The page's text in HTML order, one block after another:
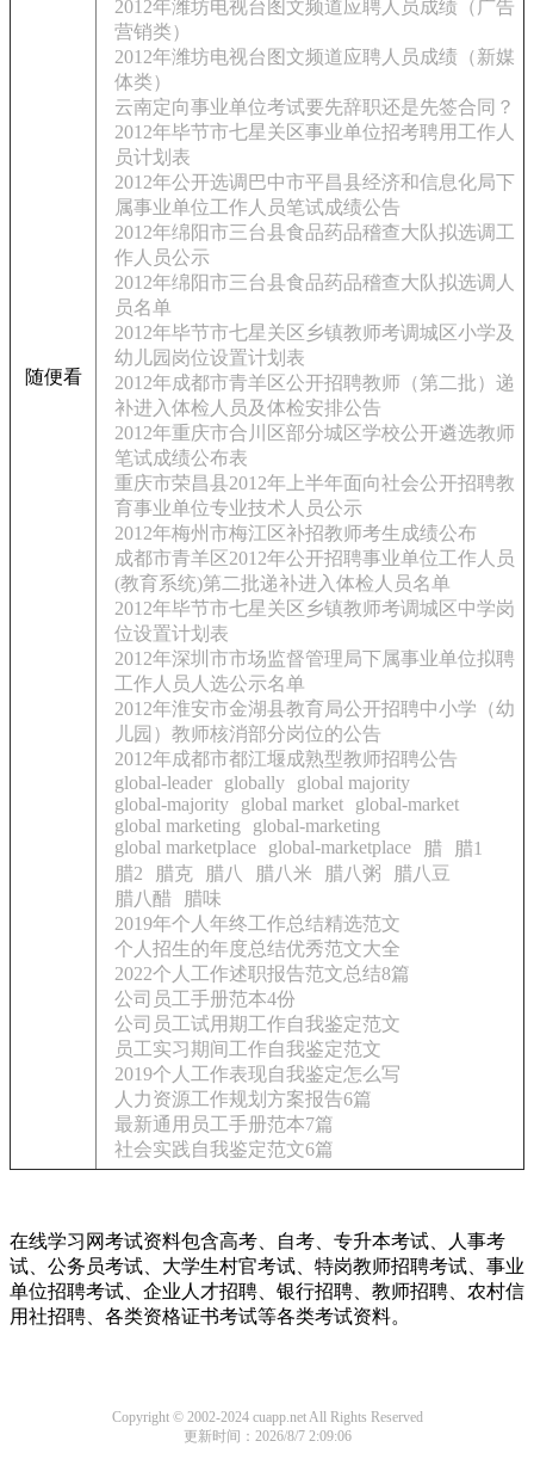
随便看
2012年潍坊电视台图文频道应聘人员成绩（广告
营销类）
2012年潍坊电视台图文频道应聘人员成绩（新媒
体类）
云南定向事业单位考试要先辞职还是先签合同？
2012年毕节市七星关区事业单位招考聘用工作人
员计划表
2012年公开选调巴中市平昌县经济和信息化局下
属事业单位工作人员笔试成绩公告
2012年绵阳市三台县食品药品稽查大队拟选调工
作人员公示
2012年绵阳市三台县食品药品稽查大队拟选调人
员名单
2012年毕节市七星关区乡镇教师考调城区小学及
幼儿园岗位设置计划表
2012年成都市青羊区公开招聘教师（第二批）递
补进入体检人员及体检安排公告
2012年重庆市合川区部分城区学校公开遴选教师
笔试成绩公布表
重庆市荣昌县2012年上半年面向社会公开招聘教
育事业单位专业技术人员公示
2012年梅州市梅江区补招教师考生成绩公布
成都市青羊区2012年公开招聘事业单位工作人员
(教育系统)第二批递补进入体检人员名单
2012年毕节市七星关区乡镇教师考调城区中学岗
位设置计划表
2012年深圳市市场监督管理局下属事业单位拟聘
工作人员人选公示名单
2012年淮安市金湖县教育局公开招聘中小学（幼
儿园）教师核消部分岗位的公告
2012年成都市都江堰成熟型教师招聘公告
global-leader
globally
global majority
global-majority
global market
global-market
global marketing
global-marketing
global marketplace
global-marketplace 腊
腊1
腊2
腊克 腊八 腊八米 腊八粥
腊八豆
腊八醋
腊味
2019年个人年终工作总结精选范文
个人招生的年度总结优秀范文大全
2022个人工作述职报告范文总结8篇
公司员工手册范本4份
公司员工试用期工作自我鉴定范文
员工实习期间工作自我鉴定范文
2019个人工作表现自我鉴定怎么写
人力资源工作规划方案报告6篇
最新通用员工手册范本7篇
社会实践自我鉴定范文6篇
在线学习网考试资料包含高考、自考、专升本考试、人事考
试、公务员考试、大学生村官考试、特岗教师招聘考试、事业
单位招聘考试、企业人才招聘、银行招聘、教师招聘、农村信
用社招聘、各类资格证书考试等各类考试资料。
Copyright © 2002-2024 cuapp.net All Rights Reserved
更新时间：2026/8/7 2:09:06